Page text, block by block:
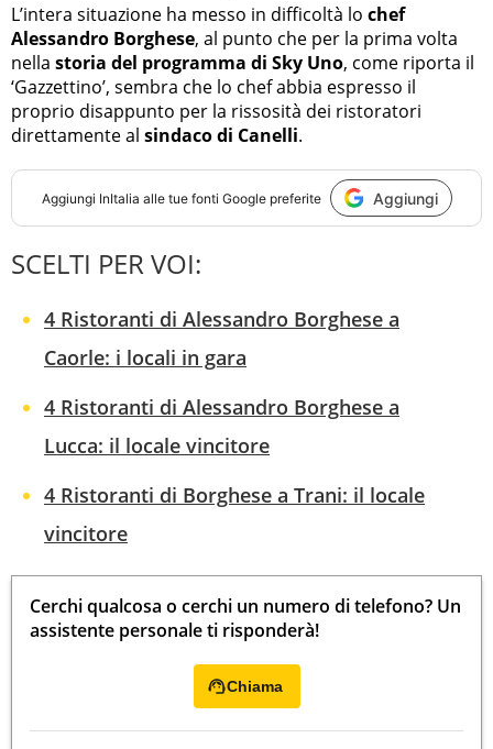
L’intera situazione ha messo in difficoltà lo chef
Alessandro Borghese, al punto che per la prima volta
nella storia del programma di Sky Uno, come riporta il
‘Gazzettino’, sembra che lo chef abbia espresso il
proprio disappunto per la rissosità dei ristoratori
direttamente al sindaco di Canelli.
Aggiungi InItalia alle tue fonti Google preferite Aggiungi
SCELTI PER VOI:
4 Ristoranti di Alessandro Borghese a
Caorle: i locali in gara
4 Ristoranti di Alessandro Borghese a
Lucca: il locale vincitore
4 Ristoranti di Borghese a Trani: il locale
vincitore
Cerchi qualcosa o cerchi un numero di telefono? Un
assistente personale ti risponderà!
Chiama